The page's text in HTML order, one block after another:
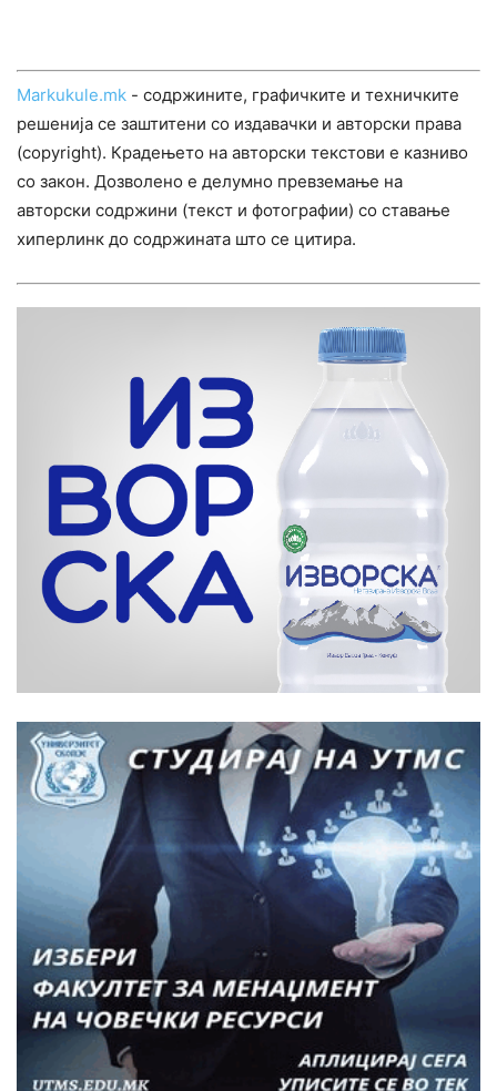
Markukule.mk - содржините, графичките и техничките
решенија се заштитени со издавачки и авторски права
(copyright). Крадењето на авторски текстови е казниво
со закон. Дозволено е делумно превземање на
авторски содржини (текст и фотографии) со ставање
хиперлинк до содржината што се цитира.